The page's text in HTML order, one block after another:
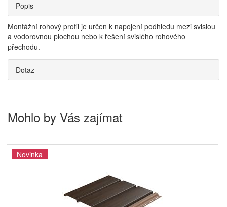
Popis
Montážní rohový profil je určen k napojení podhledu mezi svislou
a vodorovnou plochou nebo k řešení svislého rohového
přechodu.
Dotaz
Mohlo by Vás zajímat
Novinka